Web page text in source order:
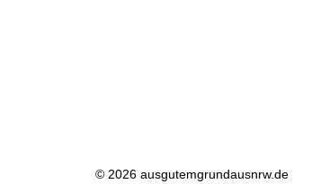
© 2026 ausgutemgrundausnrw.de